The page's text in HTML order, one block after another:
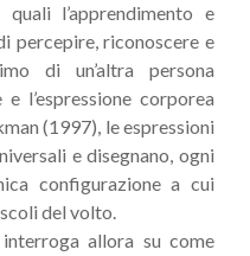
l’apprendimento e
percepire, riconoscere e
di un’altra persona
l’espressione corporea
(1997), le espressioni
e disegnano, ogni
configurazione a cui
del volto.
allora su come